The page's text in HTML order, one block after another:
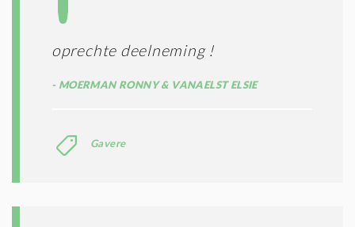
oprechte deelneming !
MOERMAN RONNY & VANAELST ELSIE
Gavere